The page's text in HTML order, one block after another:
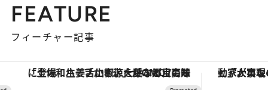
FEATURE
フィーチャー記事
「土佐和ハーブかき氷」がOMO7高知に登場！生姜、山椒、大葉など目にも舌にも涼を呼ぶ郷土の味